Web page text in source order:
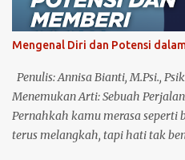
Mengenal Diri dan Potensi
Penulis: Annisa Bianti, M.Psi.,
Menemukan Arti: Sebuah
Pernahkah kamu merasa seperti
terus melangkah, tapi hati tak